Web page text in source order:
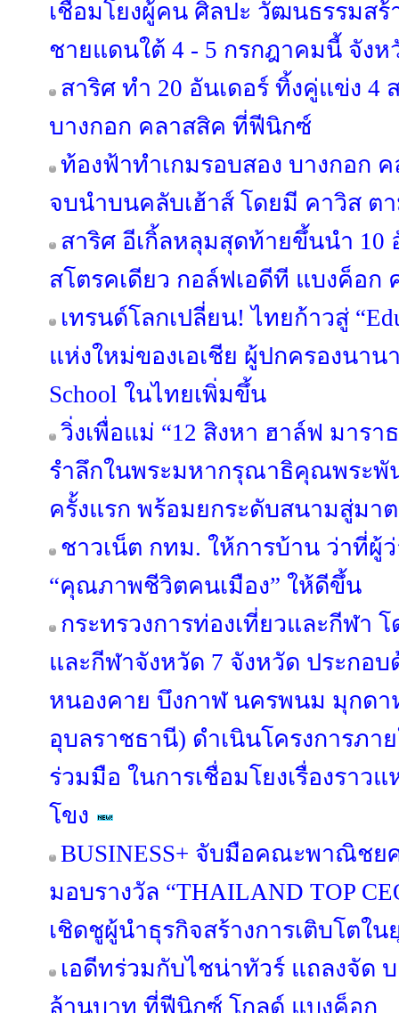
เชื่อมโยงผู้คน ศิลปะ วัฒนธรรมส
ชายแดนใต้ 4 - 5 กรกฎาคมนี้ จัง
สาริศ ทำ 20 อันเดอร์ ทิ้งคู่แข่ง
บางกอก คลาสสิค ที่ฟีนิกซ์
ท้องฟ้าทำเกมรอบสอง บางกอก
จบนำบนคลับเฮ้าส์ โดยมี คาวิส ต
สาริศ อีเกิ้ลหลุมสุดท้ายขึ้นนำ 10
สโตรคเดียว กอล์ฟเอดีที แบงค็อ
เทรนด์โลกเปลี่ยน! ไทยก้าวสู่
แห่งใหม่ของเอเชีย ผู้ปกครองนาน
School ในไทยเพิ่มขึ้น
วิ่งเพื่อแม่ “12 สิงหา ฮาล์ฟ มารา
รำลึกในพระมหากรุณาธิคุณพระพั
ครั้งแรก พร้อมยกระดับสนามสู่มา
ชาวเน็ต กทม. ให้การบ้าน ว่าที่
“คุณภาพชีวิตคนเมือง” ให้ดีขึ้น
กระทรวงการท่องเที่ยวและกีฬา
และกีฬาจังหวัด 7 จังหวัด ประกอบ
หนองคาย บึงกาฬ นครพนม มุกดา
อุบลราชธานี) ดำเนินโครงการภ
ร่วมมือ ในการเชื่อมโยงเรื่องราว
โขง
BUSINESS+ จับมือคณะพาณิชย
มอบรางวัล “THAILAND TOP
เชิดชูผู้นำธุรกิจสร้างการเติบโตใน
เอดีทร่วมกับไชน่าทัวร์ แถลงจัด
ล้านบาท ที่ฟีนิกซ์ โกลด์ แบงค็อก